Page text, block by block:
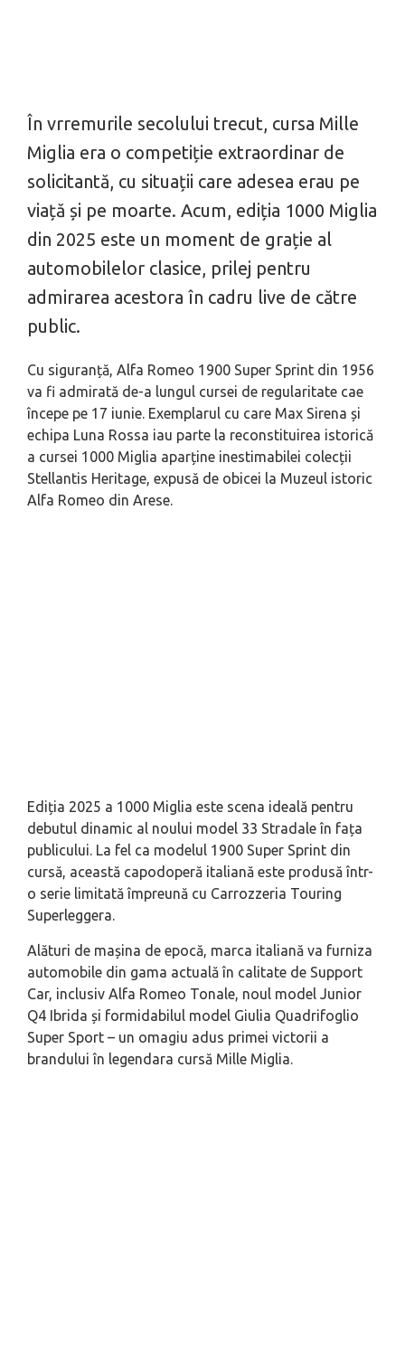
În vrremurile secolului trecut, cursa Mille
Miglia era o competiție extraordinar de
solicitantă, cu situații care adesea erau pe
viață și pe moarte. Acum, ediția 1000 Miglia
din 2025 este un moment de grație al
automobilelor clasice, prilej pentru
admirarea acestora în cadru live de către
public.
Cu siguranță, Alfa Romeo 1900 Super Sprint din 1956
va fi admirată de-a lungul cursei de regularitate cae
începe pe 17 iunie. Exemplarul cu care Max Sirena și
echipa Luna Rossa iau parte la reconstituirea istorică
a cursei 1000 Miglia aparține inestimabilei colecții
Stellantis Heritage, expusă de obicei la Muzeul istoric
Alfa Romeo din Arese.
Ediția 2025 a 1000 Miglia este scena ideală pentru
debutul dinamic al noului model 33 Stradale în fața
publicului. La fel ca modelul 1900 Super Sprint din
cursă, această capodoperă italiană este produsă într-
o serie limitată împreună cu Carrozzeria Touring
Superleggera.
Alături de mașina de epocă, marca italiană va furniza
automobile din gama actuală în calitate de Support
Car, inclusiv Alfa Romeo Tonale, noul model Junior
Q4 Ibrida și formidabilul model Giulia Quadrifoglio
Super Sport – un omagiu adus primei victorii a
brandului în legendara cursă Mille Miglia.